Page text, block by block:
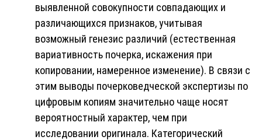
выявленной совокупности совпадающих и
различающихся признаков, учитывая
возможный генезис различий (естественная
вариативность почерка, искажения при
копировании, намеренное изменение). В связи с
этим выводы почерковедческой экспертизы по
цифровым копиям значительно чаще носят
вероятностный характер, чем при
исследовании оригинала. Категорический